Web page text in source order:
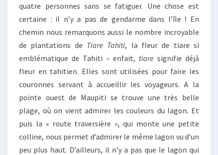
quatre personnes sans se fatiguer. Une chose est
certaine : il n’y a pas de gendarme dans l’île ! En
chemin nous remarquons aussi le nombre incroyable
de plantations de Tiare Tahiti, la fleur de tiare si
emblématique de Tahiti – enfait, tiare signifie déjà
fleur en tahitien. Elles sont utilisées pour faire les
couronnes servant à accueillir les voyageurs. A la
pointe ouest de Maupiti se trouve une très belle
plage, où on vient admirer les couleurs du lagon. Et
puis la « route traversière », qui monte une petite
colline, nous permet d’admirer le même lagon vu d’un
peu plus haut. D’ailleurs, il n’y a pas que le lagon qui